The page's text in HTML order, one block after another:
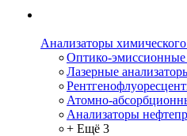
Анализаторы химического
Оптико-эмиссионные
Лазерные
Атомно-
Анализаторы
+ Ещё 3